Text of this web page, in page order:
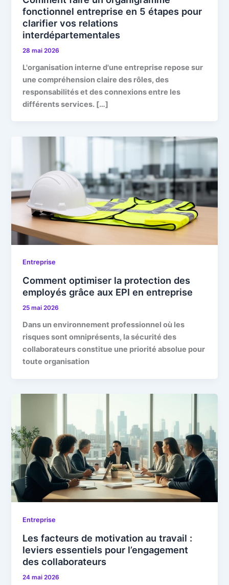
fonctionnel entreprise en 5 étapes pour
clarifier vos relations
interdépartementales
28 mai 2026
L'organisation interne d'une entreprise repose sur
une compréhension claire des rôles, des
responsabilités et des connexions entre les
différents services. […]
Entreprise
Comment optimiser la protection des
employés grâce aux EPI en entreprise
25 mai 2026
Dans un environnement professionnel où les
risques sont omniprésents, la sécurité des
collaborateurs constitue une priorité absolue pour
toute organisation
Entreprise
Les facteurs de motivation au travail :
leviers essentiels pour l’engagement
des collaborateurs
24 mai 2026